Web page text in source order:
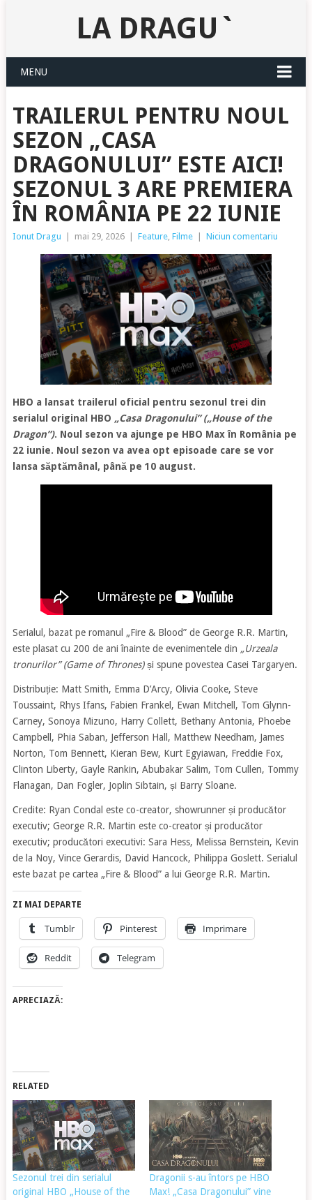
LA DRAGU`
MENU
TRAILERUL PENTRU NOUL
SEZON „CASA
DRAGONULUI” ESTE AICI!
SEZONUL 3 ARE PREMIERA
ÎN ROMÂNIA PE 22 IUNIE
Ionut Dragu mai 29, 2026 Feature, Filme Niciun comentariu
HBO a lansat trailerul oficial pentru sezonul trei din
serialul original HBO „Casa Dragonului” („House of the
Dragon”). Noul sezon va ajunge pe HBO Max în România pe
22 iunie. Noul sezon va avea opt episoade care se vor
lansa săptămânal, până pe 10 august.
Serialul, bazat pe romanul „Fire & Blood” de George R.R. Martin,
este plasat cu 200 de ani înainte de evenimentele din „Urzeala
tronurilor” (Game of Thrones)și spune povestea Casei Targaryen.
Distribuție: Matt Smith, Emma D’Arcy, Olivia Cooke, Steve
Toussaint, Rhys Ifans, Fabien Frankel, Ewan Mitchell, Tom Glynn-
Carney, Sonoya Mizuno, Harry Collett, Bethany Antonia, Phoebe
Campbell, Phia Saban, Jefferson Hall, Matthew Needham, James
Norton, Tom Bennett, Kieran Bew, Kurt Egyiawan, Freddie Fox,
Clinton Liberty, Gayle Rankin, Abubakar Salim, Tom Cullen, Tommy
Flanagan, Dan Fogler, Joplin Sibtain, și Barry Sloane.
Credite: Ryan Condal este co-creator, showrunner și producător
executiv; George R.R. Martin este co-creator și producător
executiv; producători executivi: Sara Hess, Melissa Bernstein, Kevin
de la Noy, Vince Gerardis, David Hancock, Philippa Goslett. Serialul
este bazat pe cartea „Fire & Blood” a lui George R.R. Martin.
ZI MAI DEPARTE
Tumblr Pinterest Imprimare
Reddit Telegram
APRECIAZĂ:
RELATED
Sezonul trei din serialul
original HBO „House of the
Dragonii s-au întors pe HBO
Max! „Casa Dragonului” vine